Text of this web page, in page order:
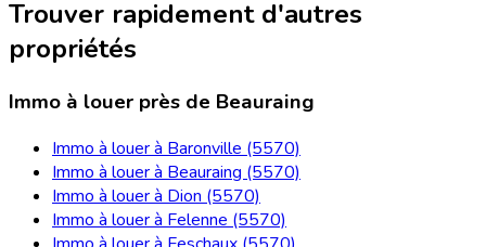
Trouver rapidement d'autres
propriétés
Immo à louer près de Beauraing
Immo à louer à Baronville (5570)
Immo à louer à Beauraing (5570)
Immo à louer à Dion (5570)
Immo à louer à Felenne (5570)